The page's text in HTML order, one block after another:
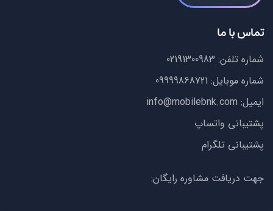
تماس با ما
شماره تلفن: 02191300983
شماره موبایل: 09999868721
ایمیل: info@mobilebnk.com
پشتیبانی واتساپ
پشتیبانی تلگرام
جهت دریافت مشاوره رایگان: